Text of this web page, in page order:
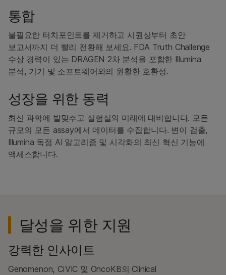
통합
불필요한 터치포인트를 제거하고 시퀀싱부터 초안
보고서까지 더 빨리 전환해 보세요. FDA Truth Challenge
수상 경력이 있는 DRAGEN 2차 분석을 포함한 Illumina
분석, 기기 및 소프트웨어와의 원활한 호환성.
성장을 위한 동력
최신 과학에 발맞추고 실험실의 미래에 대비합니다. 모든
규모의 모든 assay에서 데이터를 수집합니다. 변이 검출,
Illumina 독점 AI 알고리즘 및 시각화의 최신 혁신 기능에
액세스합니다.
달성을 위한 지원
강력한 인사이트
Genomenon, CiVIC 및 OncoKB의 Clinical